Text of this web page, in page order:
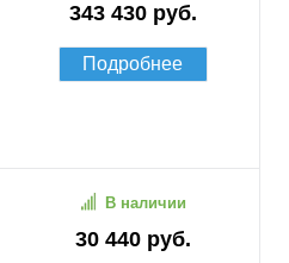
343 430 руб.
Подробнее
30 440 руб.
В наличии